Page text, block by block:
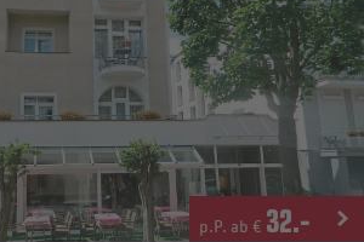
p.P. ab € 32.-